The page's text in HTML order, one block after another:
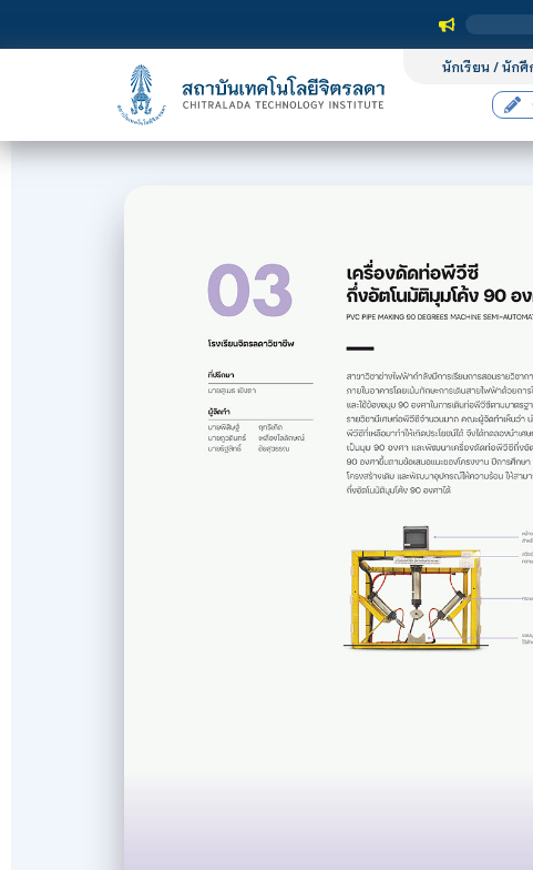
นักเรียน / นักศึ